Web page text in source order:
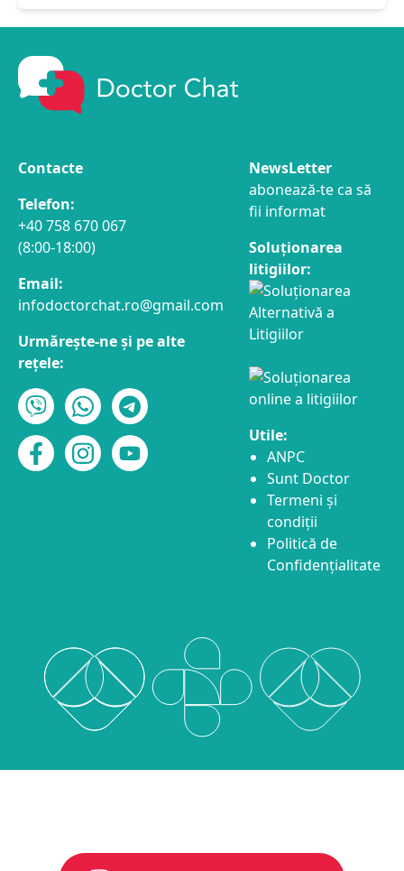
Contacte
Telefon:
+40 758 670 067
(8:00-18:00)
Email:
infodoctorchat.ro@gmail.com
Urmărește-ne și pe alte
rețele:
NewsLetter
abonează-te ca să
fii informat
Soluționarea
litigiilor:
Utile:
ANPC
Sunt Doctor
Termeni și
condiții
Politică de
Confidențialitate